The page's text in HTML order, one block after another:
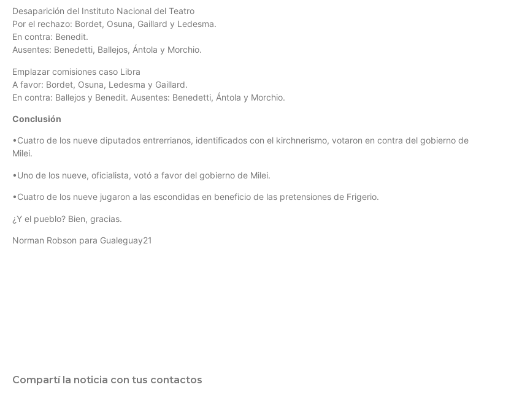
Desaparición del Instituto Nacional del Teatro
Por el rechazo: Bordet, Osuna, Gaillard y Ledesma.
En contra: Benedit.
Ausentes: Benedetti, Ballejos, Ántola y Morchio.
Emplazar comisiones caso Libra
A favor: Bordet, Osuna, Ledesma y Gaillard.
En contra: Ballejos y Benedit. Ausentes: Benedetti, Ántola y Morchio.
Conclusión
•Cuatro de los nueve diputados entrerrianos, identificados con el kirchnerismo, votaron en contra del gobierno de
Milei.
•Uno de los nueve, oficialista, votó a favor del gobierno de Milei.
•Cuatro de los nueve jugaron a las escondidas en beneficio de las pretensiones de Frigerio.
¿Y el pueblo? Bien, gracias.
Norman Robson para Gualeguay21
Compartí la noticia con tus contactos